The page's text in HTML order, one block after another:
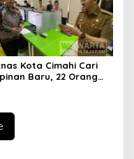
Kota Cimahi Cari
Baru, 22 Orang